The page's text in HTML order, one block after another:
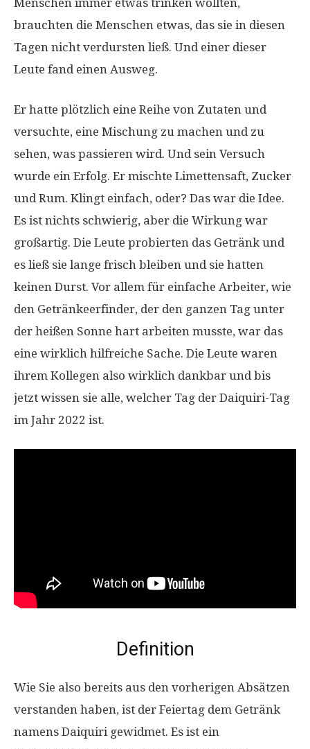
Menschen immer etwas trinken wollten,
brauchten die Menschen etwas, das sie in diesen
Tagen nicht verdursten ließ. Und einer dieser
Leute fand einen Ausweg.
Er hatte plötzlich eine Reihe von Zutaten und
versuchte, eine Mischung zu machen und zu
sehen, was passieren wird. Und sein Versuch
wurde ein Erfolg. Er mischte Limettensaft, Zucker
und Rum. Klingt einfach, oder? Das war die Idee.
Es ist nichts schwierig, aber die Wirkung war
großartig. Die Leute probierten das Getränk und
es ließ sie lange frisch bleiben und sie hatten
keinen Durst. Vor allem für einfache Arbeiter, wie
den Getränkeerfinder, der den ganzen Tag unter
der heißen Sonne hart arbeiten musste, war das
eine wirklich hilfreiche Sache. Die Leute waren
ihrem Kollegen also wirklich dankbar und bis
jetzt wissen sie alle, welcher Tag der Daiquiri-Tag
im Jahr 2022 ist.
Definition
Wie Sie also bereits aus den vorherigen Absätzen
verstanden haben, ist der Feiertag dem Getränk
namens Daiquiri gewidmet. Es ist ein